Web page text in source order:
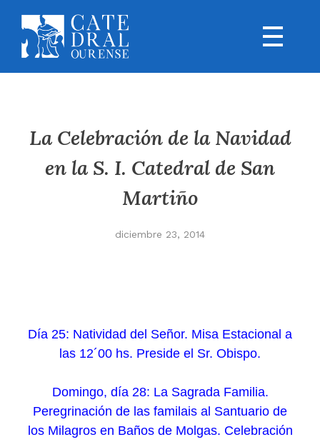
La Celebración de la Navidad
en la S. I. Catedral de San
Martiño
diciembre 23, 2014
Día 25: Natividad del Señor. Misa Estacional a
las 12´00 hs. Preside el Sr. Obispo.
Domingo, día 28: La Sagrada Familia.
Peregrinación de las familais al Santuario de
los Milagros en Baños de Molgas. Celebración